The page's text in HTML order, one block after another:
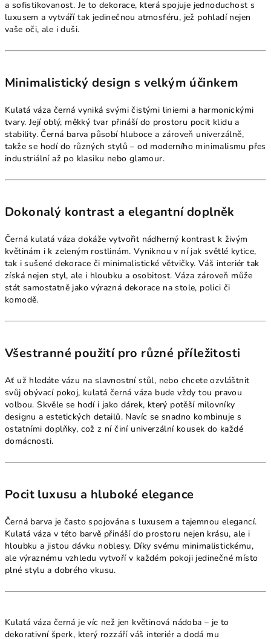
a sofistikovanost. Je to dekorace, která spojuje jednoduchost s
luxusem a vytváří tak jedinečnou atmosféru, jež pohladí nejen
vaše oči, ale i duši.
Minimalistický design s velkým účinkem
Kulatá váza černá vyniká svými čistými liniemi a harmonickými
tvary. Její oblý, měkký tvar přináší do prostoru pocit klidu a
stability. Černá barva působí hluboce a zároveň univerzálně,
takže se hodí do různých stylů – od moderního minimalismu přes
industriální až po klasiku nebo glamour.
Dokonalý kontrast a elegantní doplněk
Černá kulatá váza dokáže vytvořit nádherný kontrast k živým
květinám i k zeleným rostlinám. Vyniknou v ní jak světlé kytice,
tak i sušené dekorace či minimalistické větvičky. Váš interiér tak
získá nejen styl, ale i hloubku a osobitost. Váza zároveň může
stát samostatně jako výrazná dekorace na stole, polici či
komodě.
Všestranné použití pro různé příležitosti
Ať už hledáte vázu na slavnostní stůl, nebo chcete ozvláštnit
svůj obývací pokoj, kulatá černá váza bude vždy tou pravou
volbou. Skvěle se hodí i jako dárek, který potěší milovníky
designu a estetických detailů. Navíc se snadno kombinuje s
ostatními doplňky, což z ní činí univerzální kousek do každé
domácnosti.
Pocit luxusu a hluboké elegance
Černá barva je často spojována s luxusem a tajemnou elegancí.
Kulatá váza v této barvě přináší do prostoru nejen krásu, ale i
hloubku a jistou dávku noblesy. Díky svému minimalistickému,
ale výraznému vzhledu vytvoří v každém pokoji jedinečné místo
plné stylu a dobrého vkusu.
Kulatá váza černá je víc než jen květinová nádoba – je to
dekorativní šperk, který rozzáří váš interiér a dodá mu